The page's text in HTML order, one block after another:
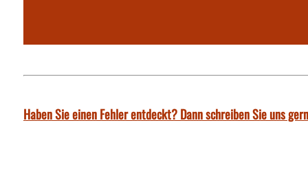
Haben Sie einen Fehler entdeckt? Dann schreiben Sie uns